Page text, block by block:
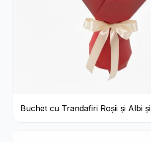
Buchet cu Trandafiri Roșii și Albi și
Gypsophila